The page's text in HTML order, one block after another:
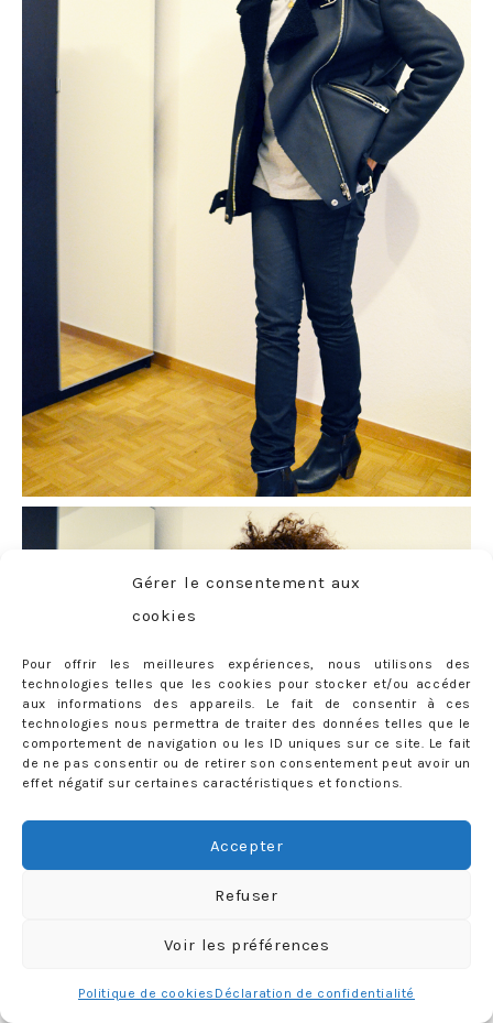
Gérer le consentement aux
cookies
Pour offrir les meilleures expériences, nous utilisons des
technologies telles que les cookies pour stocker et/ou accéder
aux informations des appareils. Le fait de consentir à ces
technologies nous permettra de traiter des données telles que le
comportement de navigation ou les ID uniques sur ce site. Le fait
de ne pas consentir ou de retirer son consentement peut avoir un
effet négatif sur certaines caractéristiques et fonctions.
Accepter
Refuser
Voir les préférences
Politique de cookies Déclaration de confidentialité